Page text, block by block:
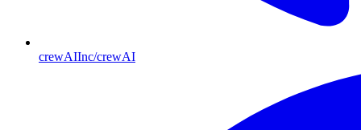
crewAIInc/crewAI